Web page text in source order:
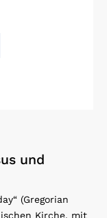
und
(Gregorian
Kirche, mit